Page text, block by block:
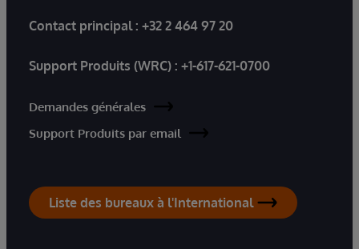
Contact principal : +32 2 464 97 20
Support Produits (WRC) : +1-617-621-0700
Demandes générales
Support Produits par email
Liste des bureaux à l'International